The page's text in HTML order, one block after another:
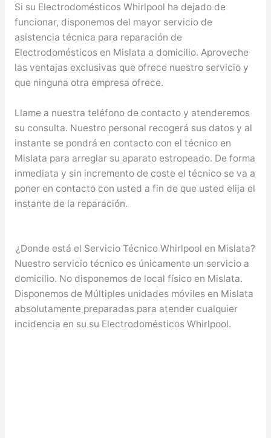
Si su Electrodomésticos Whirlpool ha dejado de
funcionar, disponemos del mayor servicio de
asistencia técnica para reparación de
Electrodomésticos en Mislata a domicilio. Aproveche
las ventajas exclusivas que ofrece nuestro servicio y
que ninguna otra empresa ofrece.
Llame a nuestra teléfono de contacto y atenderemos
su consulta. Nuestro personal recogerá sus datos y al
instante se pondrá en contacto con el técnico en
Mislata para arreglar su aparato estropeado. De forma
inmediata y sin incremento de coste el técnico se va a
poner en contacto con usted a fin de que usted elija el
instante de la reparación.
¿Donde está el Servicio Técnico Whirlpool en Mislata?
Nuestro servicio técnico es únicamente un servicio a
domicilio. No disponemos de local físico en Mislata.
Disponemos de Múltiples unidades móviles en Mislata
absolutamente preparadas para atender cualquier
incidencia en su su Electrodomésticos Whirlpool.